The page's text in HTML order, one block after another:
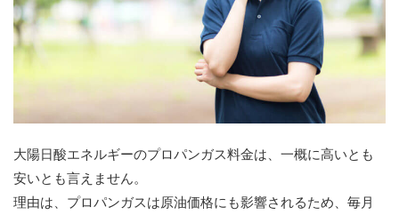
大陽日酸エネルギーのプロパンガス料金は、一概に高いとも
安いとも言えません。
理由は、プロパンガスは原油価格にも影響されるため、毎月